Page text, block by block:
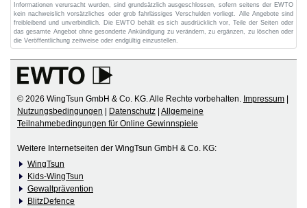
Informationen verursacht wurden, sind grundsätzlich ausgeschlossen, sofern seitens der EWTO
kein nachweislich vorsätzliches oder grob fahrlässiges Verschulden vorliegt. Alle Angebote sind
freibleibend und unverbindlich. Die EWTO behält es sich ausdrücklich vor, Teile der Seiten oder
das gesamte Angebot ohne gesonderte Ankündigung zu verändern, zu ergänzen, zu löschen oder
die Veröffentlichung zeitweise oder endgültig einzustellen.
© 2026 WingTsun GmbH & Co. KG. Alle Rechte vorbehalten. Impressum |
Nutzungsbedingungen | Datenschutz | Allgemeine
Teilnahmebedingungen für Online Gewinnspiele
Weitere Internetseiten der WingTsun GmbH & Co. KG:
WingTsun
Kids-WingTsun
Gewaltprävention
BlitzDefence